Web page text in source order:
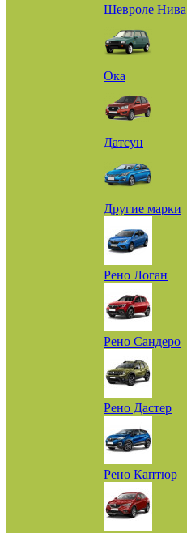
Шевроле
Ока
Датсун
Другие марки
Рено Логан
Рено Сандеро
Рено Дастер
Рено Каптюр